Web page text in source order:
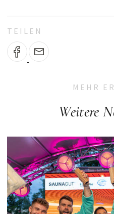
TEILEN
MEHR
Weitere